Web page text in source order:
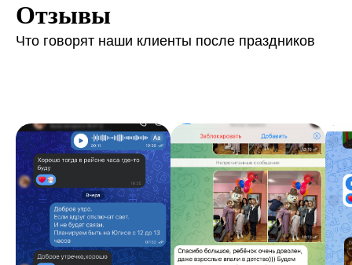
Отзывы
Что говорят наши клиенты после праздников